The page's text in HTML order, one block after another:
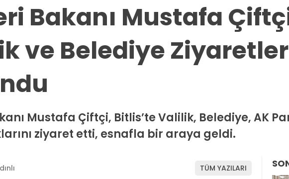
Bakanı Mustafa
ve Belediye
Mustafa Çiftçi, Bitlis’te Valilik, Belediye, AK
ziyaret etti, esnafla bir araya geldi.
TÜM YAZILARI